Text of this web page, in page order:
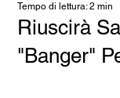
Riuscirà
"Banger"
Tempo di lettura: 2 min